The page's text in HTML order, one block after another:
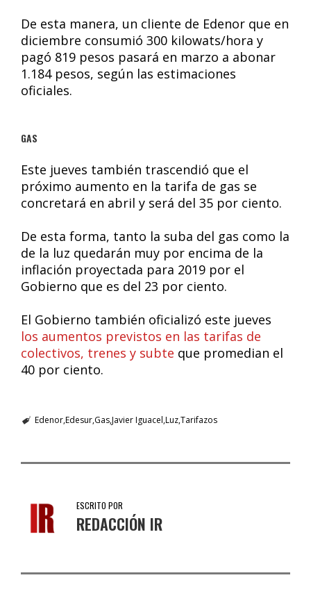
De esta manera, un cliente de Edenor que en
diciembre consumió 300 kilowats/hora y
pagó 819 pesos pasará en marzo a abonar
1.184 pesos, según las estimaciones
oficiales.
GAS
Este jueves también trascendió que el
próximo aumento en la tarifa de gas se
concretará en abril y será del 35 por ciento.
De esta forma, tanto la suba del gas como la
de la luz quedarán muy por encima de la
inflación proyectada para 2019 por el
Gobierno que es del 23 por ciento.
El Gobierno también oficializó este jueves
los aumentos previstos en las tarifas de
colectivos, trenes y subte que promedian el
40 por ciento.
EdenorEdesurGasJavier Iguacel LuzTarifazos
ESCRITO POR
REDACCIÓN IR